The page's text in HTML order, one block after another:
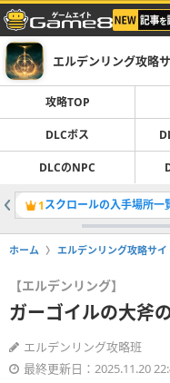
エルデンリング攻略
攻略TOP
DLCボス
DLCのNPC
1スクロールの入手場所一
ホーム エルデンリング攻略サイ
【エルデンリング】
ガーゴイルの大斧
エルデンリング攻略班
最終更新日：2025.11.20